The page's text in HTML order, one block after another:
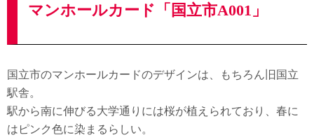
マンホールカード「国立市A001」
国立市のマンホールカードのデザインは、もちろん旧国立
駅舎。
駅から南に伸びる大学通りには桜が植えられており、春に
はピンク色に染まるらしい。